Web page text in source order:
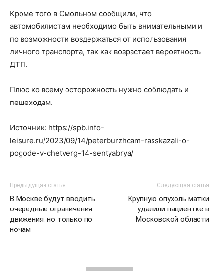
Кроме того в Смольном сообщили, что
автомобилистам необходимо быть внимательными и
по возможности воздержаться от использования
личного транспорта, так как возрастает вероятность
ДТП.
Плюс ко всему осторожность нужно соблюдать и
пешеходам.
Источник: https://spb.info-
leisure.ru/2023/09/14/peterburzhcam-rasskazali-o-
pogode-v-chetverg-14-sentyabrya/
Предыдущая статья
В Москве будут вводить
очередные ограничения
движения, но только по
ночам
Следующая статья
Крупную опухоль матки
удалили пациентке в
Московской области